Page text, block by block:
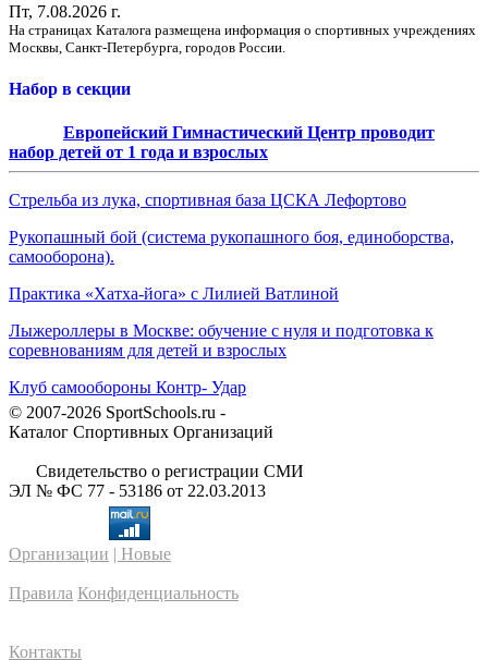
Пт, 7.08.2026 г.
На страницах Каталога размещена информация о спортивных учреждениях
Москвы, Санкт-Петербурга, городов России.
Набор в секции
Европейский Гимнастический Центр проводит
набор детей от 1 года и взрослых
Стрельба из лука, спортивная база ЦСКА Лефортово
Рукопашный бой (система рукопашного боя, единоборства,
самооборона).
Практика «Хатха-йога» с Лилией Ватлиной
Лыжероллеры в Москве: обучение с нуля и подготовка к
соревнованиям для детей и взрослых
Клуб самообороны Контр- Удар
© 2007-2026 SportSchools.ru -
Каталог Спортивных Организаций
Свидетельство о регистрации СМИ
ЭЛ № ФС 77 - 53186 от 22.03.2013
Организации | Новые
Правила Конфиденциальность
Контакты